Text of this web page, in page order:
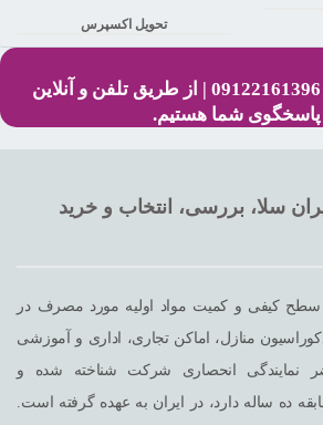
تحویل اکسپرس
تلفن پشتیبانی : 09122161396 | از طریق تلفن و آنلاین
پاسخگوی شما هستیم.
سلا، بررسی، انتخاب و خرید
سطح کیفی و کمیت مواد اولیه مورد مصرف در
منازل، اماکن تجاری، اداری و آموزشی
نمایندگی انحصاری شرکت شناخته شده و
ده ساله دارد، در ایران به عهده گرفته است.